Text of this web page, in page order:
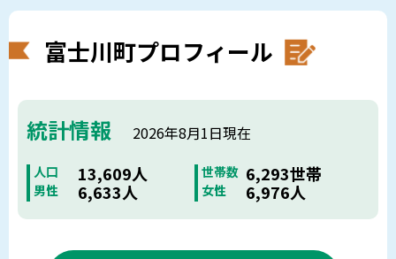
富士川町プロフィール
統計情報 2026年8月1日現在
人口 13,609人 世帯数 6,293世帯
男性 6,633人 女性 6,976人